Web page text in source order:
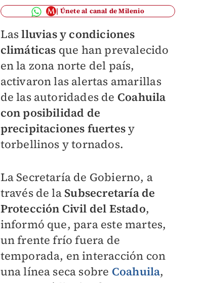
Únete al canal de Milenio
Laslluvias y condiciones
climáticas que han prevalecido
en la zona norte del país,
activaron las alertas amarillas
de las autoridades de Coahuila
con posibilidad de
precipitaciones fuertesy
torbellinos y tornados.
La Secretaría de Gobierno, a
través de la Subsecretaría de
Protección Civil del Estado,
informó que, para este martes,
un frente frío fuera de
temporada, en interacción con
una línea seca sobre Coahuila,